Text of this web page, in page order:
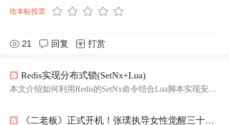
给本帖投票
21 回复 打赏
Redis实现分布式锁(SetNx+Lua)
本文介绍如何利用Redis的SetNx命令结合Lua脚本实现安全
《二老板》正式开机！张璞执导女性觉醒三十年史诗，破